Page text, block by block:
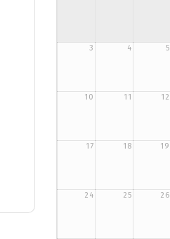
3 4 5
10 11 12
17 18 19
24 25 26